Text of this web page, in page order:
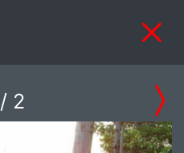
/ 2